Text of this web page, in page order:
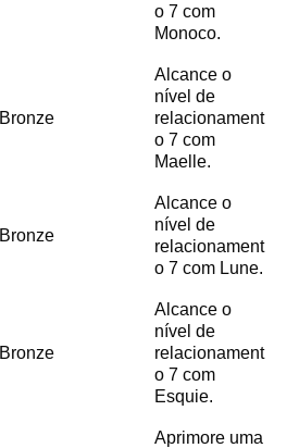
o 7 com
Monoco.
Bronze
Alcance o
nível de
relacionament
o 7 com
Maelle.
Bronze
Alcance o
nível de
relacionament
o 7 com Lune.
Bronze
Alcance o
nível de
relacionament
o 7 com
Esquie.
Aprimore uma